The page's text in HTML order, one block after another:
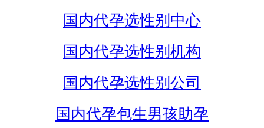
国内代孕选性别中心
国内代孕选性别机构
国内代孕选性别公司
国内代孕包生男孩助孕